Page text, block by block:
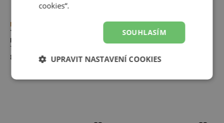
Novinka
Tričko New Balance
Reimagined Graphic
Trička
899,00 Kč
Novinka
Dámské boty New Balance
Gator Run UGTR6ZD –
Kolekce Gator Run
cookies“.
SOUHLASÍM
UPRAVIT NASTAVENÍ COOKIES